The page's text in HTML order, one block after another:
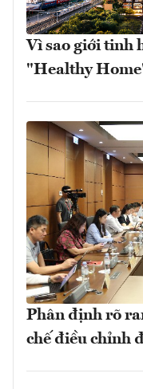
Vì sao giới tinh
"Healthy
Phân định rõ
chế điều chỉnh